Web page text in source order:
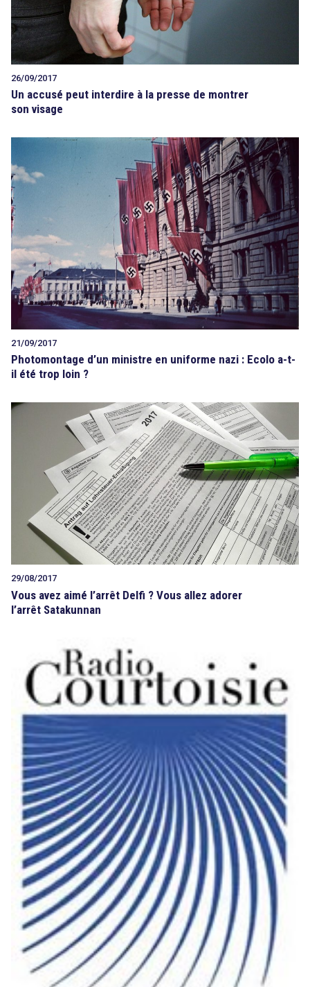
26/09/2017
Un accusé peut interdire à la presse de montrer
son visage
21/09/2017
Photomontage d’un ministre en uniforme nazi : Ecolo a-t-
il été trop loin ?
29/08/2017
Vous avez aimé l’arrêt Delfi ? Vous allez adorer
l’arrêt Satakunnan